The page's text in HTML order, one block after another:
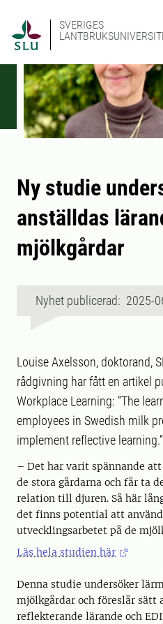
SVERIGES
Ny studie
anställdas
mjölkgårdar
Nyhet publicerad: 2025-
Louise Axelsson, doktorand,
rådgivning har fått en artikel
Workplace Learning: ”The
employees in Swedish milk
implement reflective learning.”
– Det har varit spännande
de stora gårdarna och får ta
relation till djuren. Så här
det finns potential att
utvecklingsarbetet på de
Läs hela studien här
Denna studie undersöker
mjölkgårdar och föreslår sätt
reflekterande lärande och